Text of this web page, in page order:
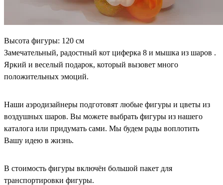
Высота фигуры: 120 см
Замечательный, радостный кот циферка 8 и мышка из шаров .
Яркий и веселый подарок, который вызовет много
положительных эмоций.
Наши аэродизайнеры подготовят любые фигуры и цветы из
воздушных шаров. Вы можете выбрать фигуры из нашего
каталога или придумать сами. Мы будем рады воплотить
Вашу идею в жизнь.
В стоимость фигуры включён большой пакет для
транспортировки фигуры.